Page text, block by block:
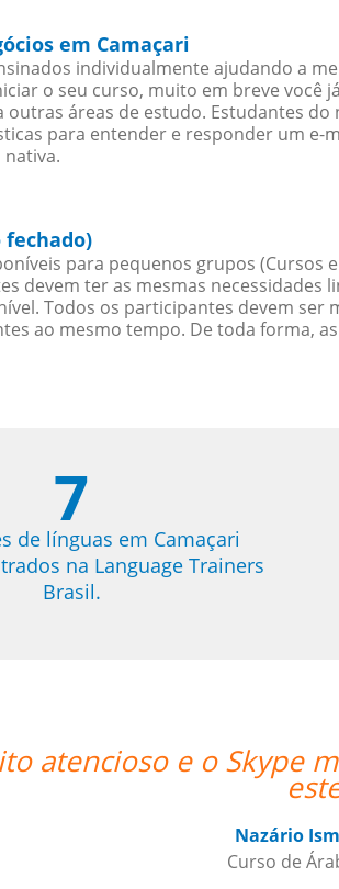
em Camaçari
individualmente ajudando a
o seu curso, muito em breve
outras áreas de estudo. Estudantes
para entender e responder um e-
fechado)
para pequenos grupos
devem ter as mesmas
Todos os participantes devem ser
ao mesmo tempo. De toda forma,
7
de línguas em Camaçari
na Language Trainers
Brasil.
ter acesso às licões